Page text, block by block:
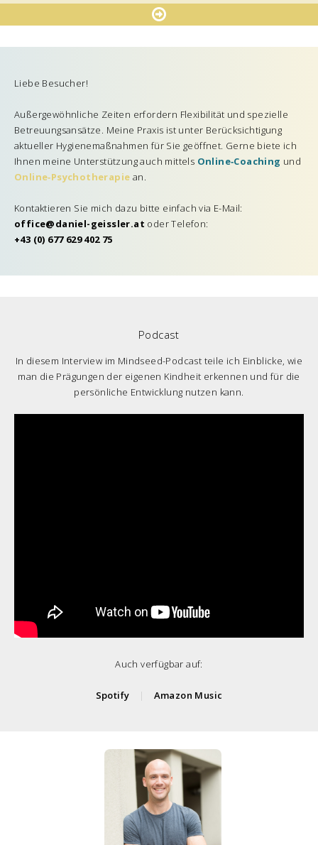
Liebe Besucher!
Außergewöhnliche Zeiten erfordern Flexibilität und spezielle
Betreuungsansätze. Meine Praxis ist unter Berücksichtigung
aktueller Hygienemaßnahmen für Sie geöffnet. Gerne biete ich
Ihnen meine Unterstützung auch mittels Online‑Coaching und
Online‑Psychotherapie an.
Kontaktieren Sie mich dazu bitte einfach via E-Mail:
office@daniel-geissler.at oder Telefon:
+43 (0) 677 629 402 75
Podcast
In diesem Interview im Mindseed-Podcast teile ich Einblicke, wie
man die Prägungen der eigenen Kindheit erkennen und für die
persönliche Entwicklung nutzen kann.
Auch verfügbar auf:
Spotify | Amazon Music